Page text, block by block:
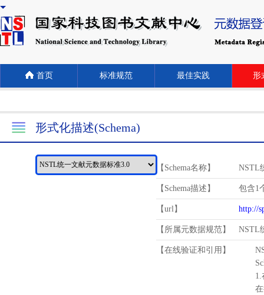
首页 标准规范 最佳实践 形
形式化描述(Schema)
【Schema名称】 NSTL
【Schema描述】 包含1
【url】 http://
【所属元数据规范】 NSTL
【在线验证和引用】
1.
在待